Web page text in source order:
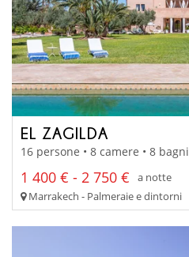
EL ZAGILDA
16 persone • 8 camere • 8 bagni
1 400 € - 2 750 €
a notte
Marrakech - Palmeraie e dintorni